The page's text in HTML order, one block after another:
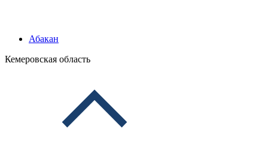
Абакан
Кемеровская область